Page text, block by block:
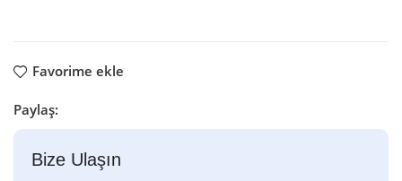
Favorime ekle
Paylaş:
Bize Ulaşın